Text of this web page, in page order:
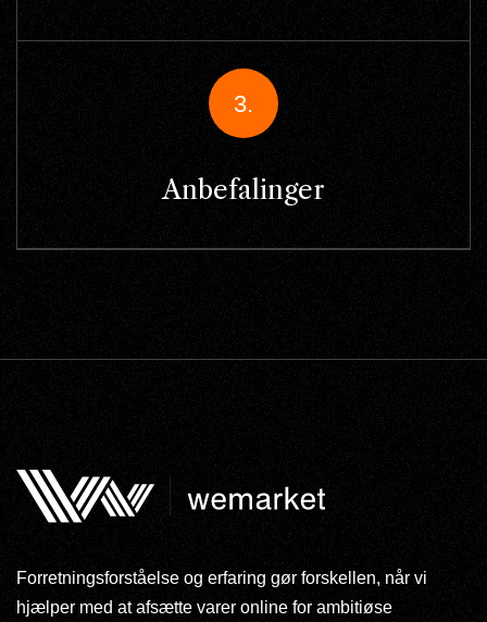
3.
Anbefalinger
Forretningsforståelse og erfaring gør forskellen, når vi
hjælper med at afsætte varer online for ambitiøse